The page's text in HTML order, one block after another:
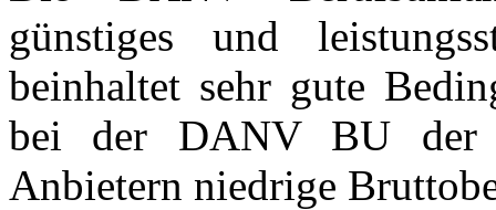
günstiges und
beinhaltet sehr gute
bei der DANV BU der
Anbietern niedrige